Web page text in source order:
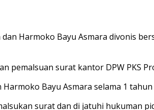
Harmoko Bayu Asmara divonis
pemalsuan surat kantor DPW PKS
Bayu Asmara selama 1
surat dan di jatuhi hukuman